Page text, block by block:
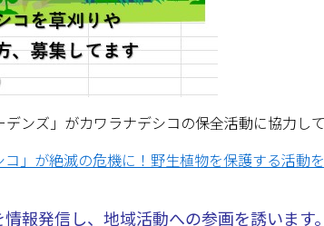
ンズ」がカワラナデシコの保全活動に協力して
」が絶滅の危機に！野生植物を保護する活動
報発信し、地域活動への参画を誘います。